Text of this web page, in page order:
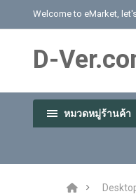
Welcome to eMarket,
D-
หมวดหมู่ร้านค้า